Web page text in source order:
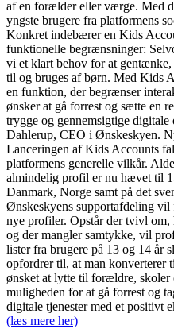
af en forælder eller værge. Med
yngste brugere fra platformens
Konkret indebærer en Kids
funktionelle begrænsninger:
vi et klart behov for at gentænke,
til og bruges af børn. Med Kids
en funktion, der begrænser
ønsker at gå forrest og sætte en
trygge og gennemsigtige
Dahlerup, CEO i Ønskeskyen.
Lanceringen af Kids Accounts
platformens generelle vilkår.
almindelig profil er nu hævet til
Danmark, Norge samt på det
Ønskeskyens supportafdeling
nye profiler. Opstår der tvivl om,
og der mangler samtykke, vil
lister fra brugere på 13 og 14 år
opfordrer til, at man konverterer
ønsket at lytte til forældre, skoler
muligheden for at gå forrest og
digitale tjenester med et positivt
(læs mere her)